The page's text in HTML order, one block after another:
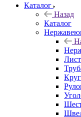
Каталог
Назад
Каталог